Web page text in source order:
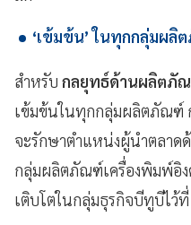
‘เข้มข้น’ ในทุกกลุ่มผลิ
สำหรับ กลยุทธ์ด้านผลิตภั
เข้มข้นในทุกกลุ่มผลิตภัณฑ์
จะรักษาตำแหน่งผู้นำตลาด
กลุ่มผลิตภัณฑ์เครื่องพิมพ์อิง
เติบโตในกลุ่มธุรกิจบีทูบีไว้